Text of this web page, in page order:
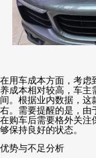
在用车成本方面，考虑
养成本相对较高，车主
间。根据业内数据，这
右。需要提醒的是，由
在购车后需要格外关注
够保持良好的状态。
优势与不足分析